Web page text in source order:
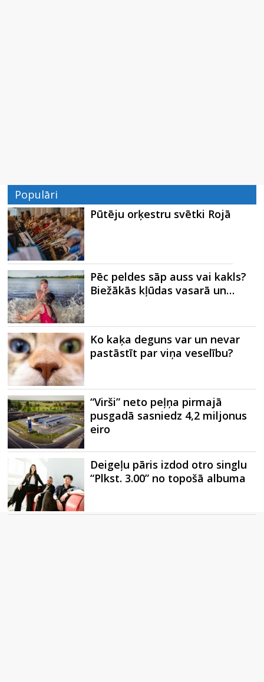
Populāri
Pūtēju orķestru svētki Rojā
Pēc peldes sāp auss vai kakls?
Biežākās kļūdas vasarā un…
Ko kaķa deguns var un nevar
pastāstīt par viņa veselību?
“Virši” neto peļņa pirmajā
pusgadā sasniedz 4,2 miljonus
eiro
Deigeļu pāris izdod otro singlu
“Plkst. 3.00” no topošā albuma